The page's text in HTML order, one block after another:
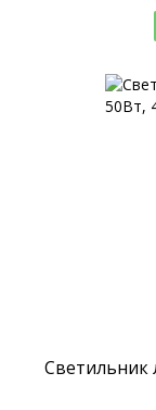
Светильник